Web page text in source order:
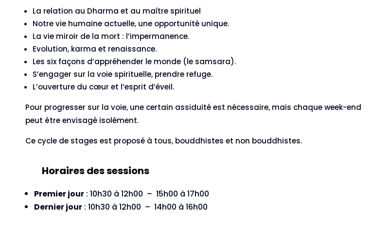
La relation au Dharma et au maître spirituel
Notre vie humaine actuelle, une opportunité unique.
La vie miroir de la mort : l’impermanence.
Evolution, karma et renaissance.
Les six façons d’appréhender le monde (le samsara).
S’engager sur la voie spirituelle, prendre refuge.
L’ouverture du cœur et l’esprit d’éveil.
Pour progresser sur la voie, une certain assiduité est nécessaire, mais chaque week-end
peut être envisagé isolément.
Ce cycle de stages est proposé à tous, bouddhistes et non bouddhistes.
Horaires des sessions
Premier jour : 10h30 à 12h00 – 15h00 à 17h00
Dernier jour : 10h30 à 12h00 – 14h00 à 16h00